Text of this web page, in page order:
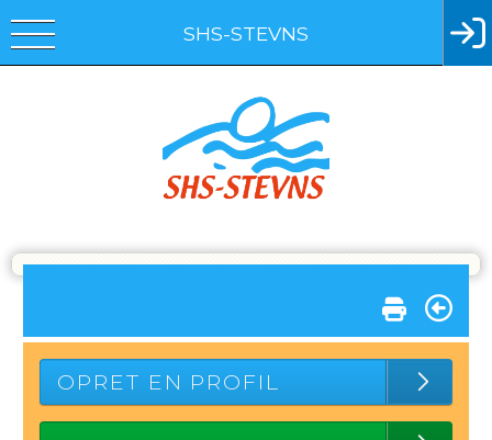
SHS-STEVNS
OPRET EN PROFIL